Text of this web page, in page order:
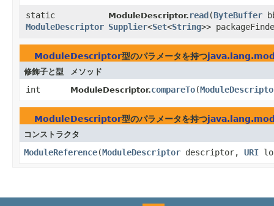
static
ModuleDescriptor
ModuleDescriptor. read ​(ByteBuffer
Supplier<Set<String>>
ModuleDescriptor型のパラメータを持つ
修飾子と型 メソッド
int ModuleDescriptor.compareTo​(
ModuleDescriptor型のパラメータを持つ
コンストラクタ
ModuleReference​(ModuleDescriptor descriptor, URI